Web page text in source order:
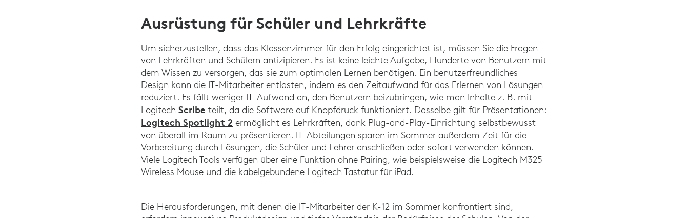
Ausrüstung für Schüler und Lehrkräfte
Um sicherzustellen, dass das Klassenzimmer für den Erfolg eingerichtet ist, müssen Sie die Fragen
von Lehrkräften und Schülern antizipieren. Es ist keine leichte Aufgabe, Hunderte von Benutzern mit
dem Wissen zu versorgen, das sie zum optimalen Lernen benötigen. Ein benutzerfreundliches
Design kann die IT-Mitarbeiter entlasten, indem es den Zeitaufwand für das Erlernen von Lösungen
reduziert. Es fällt weniger IT-Aufwand an, den Benutzern beizubringen, wie man Inhalte z. B. mit
LogitechScribe teilt, da die Software auf Knopfdruck funktioniert. Dasselbe gilt für Präsentationen:
Logitech Spotlight 2 ermöglicht es Lehrkräften, dank Plug-and-Play-Einrichtung selbstbewusst
von überall im Raum zu präsentieren. IT-Abteilungen sparen im Sommer außerdem Zeit für die
Vorbereitung durch Lösungen, die Schüler und Lehrer anschließen oder sofort verwenden können.
Viele Logitech Tools verfügen über eine Funktion ohne Pairing, wie beispielsweise die Logitech M325
Wireless Mouse und die kabelgebundene Logitech Tastatur für iPad.
Die Herausforderungen, mit denen die IT-Mitarbeiter der K-12 im Sommer konfrontiert sind,